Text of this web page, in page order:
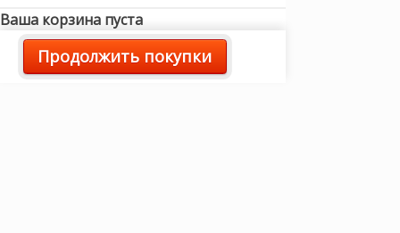
Ваша корзина пуста
Продолжить покупки